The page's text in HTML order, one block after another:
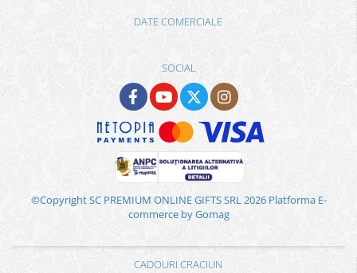
DATE COMERCIALE
SOCIAL
©Copyright SC PREMIUM ONLINE GIFTS SRL 2026 Platforma E-
commerce by Gomag
CADOURI CRACIUN